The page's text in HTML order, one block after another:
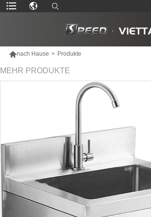
nach Hause > Produkte
MEHR PRODUKTE